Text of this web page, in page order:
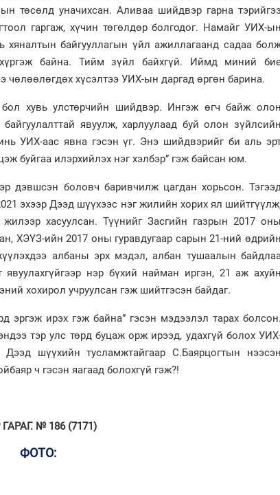
төсөлд уначихсан. Аливаа шийдвэр гарна
гаргаж, хүчин төгөлдөр болгодог. Намайг УИХ-ын
хяналтын байгууллагын үйл ажиллагаанд садаа
байна. Тийм зүйл байхгүй. Иймд миний
хүсэлтээ УИХ-ын даргад өргөн барина.
хувь улстөрчийн шийдвэр. Ингэж өгч байж олон
явуулж, харлуулаад буй олон зүйлсийн
УИХ-аас явна гэсэн үг. Энэ шийдвэрийг би аль
буйгаа илэрхийлэх нэг хэлбэр” гэж байсан юм.
дэвшсэн боловч баривчилж цагдан хорьсон.
эхээр Дээд шүүхээс нэг жилийн хорих ял
хасуулсан. Түүнийг Засгийн газрын 2017 оны
ХЭҮЗ-ийн 2017 оны гуравдугаар сарын 21-ний өдрийн
албаны эрх мэдэл, албан тушаалын
нэр бүхий найман иргэн, 21 аж ахуйн
хохирол учруулсан гэж шийтгэсэн байдаг.
эргэж ирэх гэж байна” гэсэн мэдээлэл тарах болсон.
тэр улс төрд буцаж орж ирээд, удахгүй болох
шүүхийн тусламжтайгаар С.Баярцогтын нээсэн
ч гэсэн яагаад болохгүй гэж?!
№ 186 (7171)
ФОТО: